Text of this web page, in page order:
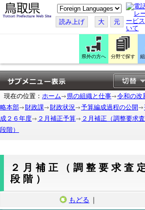
こ
の
ペ
ー
す
る
読み上げ 大 元
県外の方へ 分野で探す
現在の位置： ホーム 県の組織と仕事
令和の改
略本部
財政課 財政状況 予算編成過程の公開
成２６年度
２月補正予算
２月補正（調整要求
段階）
２月補正（調整要求査
段階）
もどる ｜